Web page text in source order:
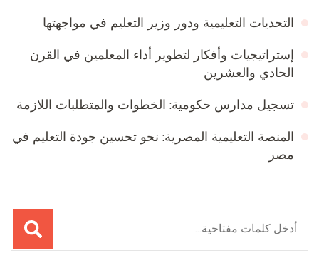
التحديات التعليمية ودور وزير التعليم في مواجهتها
إستراتيجيات وأفكار لتطوير أداء المعلمين في القرن
الحادي والعشرين
تسجيل مدارس حكومية: الخطوات والمتطلبات اللازمة
المنصة التعليمية المصرية: نحو تحسين جودة التعليم في
مصر
البحث
عن: